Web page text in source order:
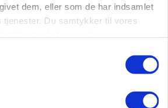
dem, eller som de har indsamlet
tjenester. Du samtykker til vores
tilskud til naturprojekter